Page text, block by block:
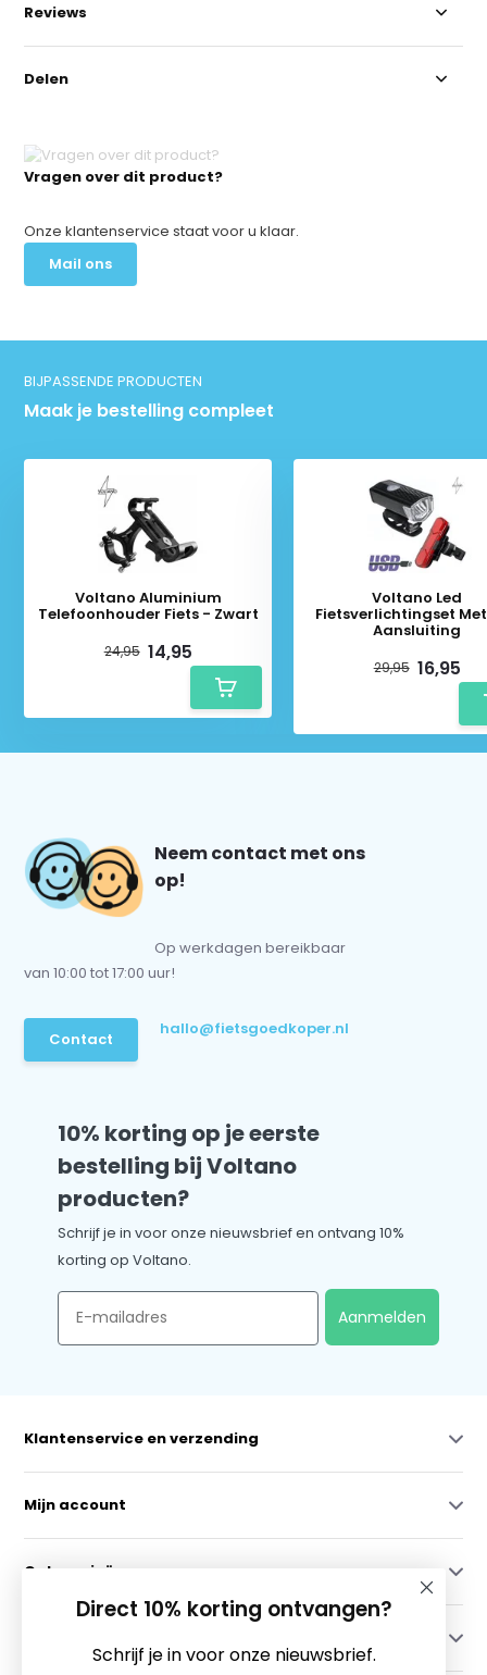
Vragen over dit product?
Onze klantenservice staat voor u klaar.
Mail ons
Reviews
Delen
BIJPASSENDE PRODUCTEN
Maak je bestelling compleet
Voltano Aluminium
Telefoonhouder Fiets - Zwart
24,95 14,95
Voltano Led
Fietsverlichtingset Met
Aansluiting
29,95 16,95
Neem contact met ons
op!
Op werkdagen bereikbaar
van 10:00 tot 17:00 uur!
Contact
hallo@fietsgoedkoper.nl
10% korting op je eerste
bestelling bij Voltano
producten?
Schrijf je in voor onze nieuwsbrief en ontvang 10%
korting op Voltano.
Email
Aanmelden
Klantenservice en verzending
Mijn account
Categorieën
Direct 10% korting ontvangen?
Schrijf je in voor onze nieuwsbrief.